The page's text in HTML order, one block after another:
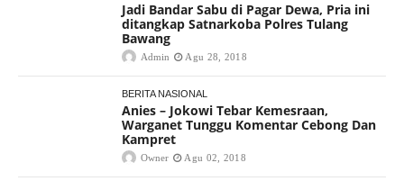
Jadi Bandar Sabu di Pagar Dewa, Pria ini
ditangkap Satnarkoba Polres Tulang
Bawang
Admin Agu 28, 2018
BERITA NASIONAL
Anies – Jokowi Tebar Kemesraan,
Warganet Tunggu Komentar Cebong Dan
Kampret
Owner Agu 02, 2018